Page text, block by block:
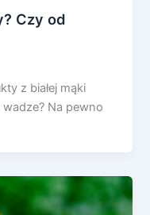
Czy od
z białej mąki
Na pewno